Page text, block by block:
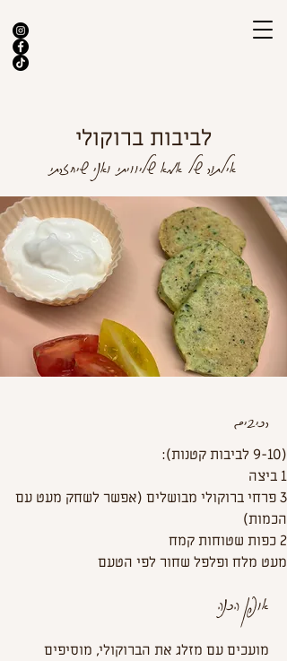
לביבות ברוקולי
אילתור של אמא שליוויתי ואני שיחזרתי
רכיבים
אופן הכנה
מועכים עם מזלג את הברוקולי, מוסיפים
(9-10 לביבות קטנות):
1 ביצה
3 פרחי ברוקולי מבושלים (אפשר לשחק מעט עם
הכמות)
2 כפות שטוחות קמח
מעט מלח ופלפל שחור לפי הטעם